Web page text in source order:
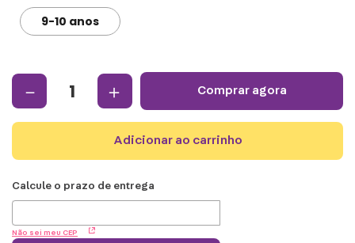
9-10 anos
＋
－ comprar agora
adicionar ao carrinho
Não sei meu CEP